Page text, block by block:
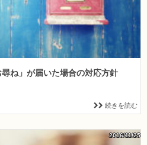
ね」が届いた場合の対応方針
続きを読む
2016/11/25